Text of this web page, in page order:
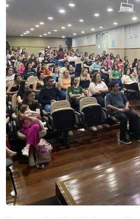
CPA
Biblioteca
Editora
Rádio
Museu
Unoesc
Store